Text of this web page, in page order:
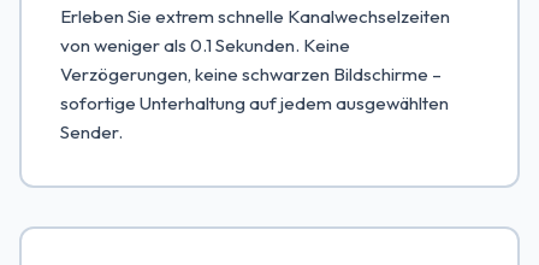
Erleben Sie extrem schnelle Kanalwechselzeiten
von weniger als 0.1 Sekunden. Keine
Verzögerungen, keine schwarzen Bildschirme –
sofortige Unterhaltung auf jedem ausgewählten
Sender.